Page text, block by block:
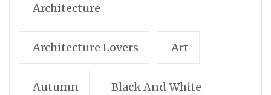
Architecture
Architecture Lovers Art
Autumn Black And White